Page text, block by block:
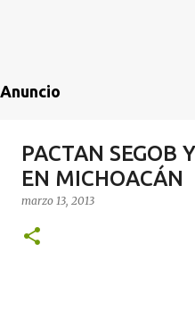
Anuncio
PACTAN SEGOB
EN MICHOACÁN
marzo 13, 2013